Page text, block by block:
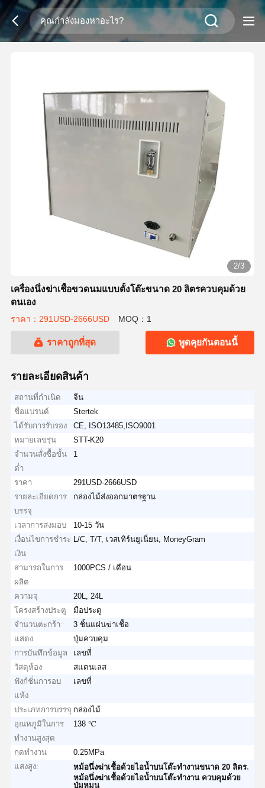
2/3
เครื่องนึ่งฆ่าเชื้อขวดนมแบบตั้งโต๊ะขนาด 20 ลิตรควบคุมด้วย
ตนเอง
ราคา：291USD-2666USD MOQ：1
ราคาถูกที่สุด พูดคุยกันตอนนี้
รายละเอียดสินค้า
สถานที่กำเนิด
จีน
ชื่อแบรนด์
Stertek
ได้รับการรับรอง
CE, ISO13485,ISO9001
หมายเลขรุ่น
STT-K20
จำนวนสั่งซื้อขั้น
ต่ำ
1
ราคา
291USD-2666USD
รายละเอียดการ
บรรจุ
กล่องไม้ส่งออกมาตรฐาน
เวลาการส่งมอบ
10-15 วัน
เงื่อนไขการชำระ
เงิน
L/C, T/T, เวสเทิร์นยูเนี่ยน, MoneyGram
สามารถในการ
ผลิต
1000PCS / เดือน
ความจุ
20L, 24L
โครงสร้างประตู
มือประตู
จำนวนตะกร้า
3 ชิ้นแผ่นฆ่าเชื้อ
แสดง
ปุ่มควบคุม
การบันทึกข้อมูล
เลขที่
วัสดุห้อง
สแตนเลส
ฟังก์ชั่นการอบ
แห้ง
เลขที่
ประเภทการบรรจุ กล่องไม้
อุณหภูมิในการ
ทำงานสูงสุด
138 ℃
กดทำงาน
0.25MPa
แสงสูง:
หม้อนึ่งฆ่าเชื้อด้วยไอน้ำบนโต๊ะทำงานขนาด 20 ลิตร,
หม้อนึ่งฆ่าเชื้อด้วยไอน้ำบนโต๊ะทำงาน ควบคุมด้วย
ปุ่มหมุน